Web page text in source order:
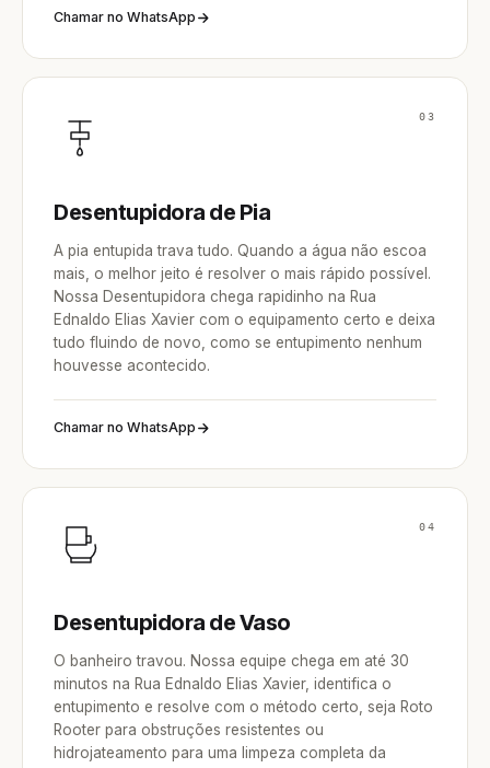
Chamar no WhatsApp
03
Desentupidora de Pia
A pia entupida trava tudo. Quando a água não escoa
mais, o melhor jeito é resolver o mais rápido possível.
Nossa Desentupidora chega rapidinho na Rua
Ednaldo Elias Xavier com o equipamento certo e deixa
tudo fluindo de novo, como se entupimento nenhum
houvesse acontecido.
Chamar no WhatsApp
04
Desentupidora de Vaso
O banheiro travou. Nossa equipe chega em até 30
minutos na Rua Ednaldo Elias Xavier, identifica o
entupimento e resolve com o método certo, seja Roto
Rooter para obstruções resistentes ou
hidrojateamento para uma limpeza completa da